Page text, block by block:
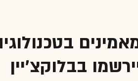
בבלוקצ'יין